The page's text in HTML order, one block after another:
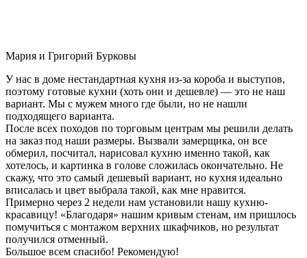
Мария и Григорий Бурковы
У нас в доме нестандартная кухня из-за короба и выступов,
поэтому готовые кухни (хоть они и дешевле) — это не наш
вариант. Мы с мужем много где были, но не нашли
подходящего варианта.
После всех походов по торговым центрам мы решили делать
на заказ под наши размеры. Вызвали замерщика, он все
обмерил, посчитал, нарисовал кухню именно такой, как
хотелось, и картинка в голове сложилась окончательно. Не
скажу, что это самый дешевый вариант, но кухня идеально
вписалась и цвет выбрала такой, как мне нравится.
Примерно через 2 недели нам установили нашу кухню-
красавицу! «Благодаря» нашим кривым стенам, им пришлось
помучиться с монтажом верхних шкафчиков, но результат
получился отменный.
Большое всем спасибо! Рекомендую!